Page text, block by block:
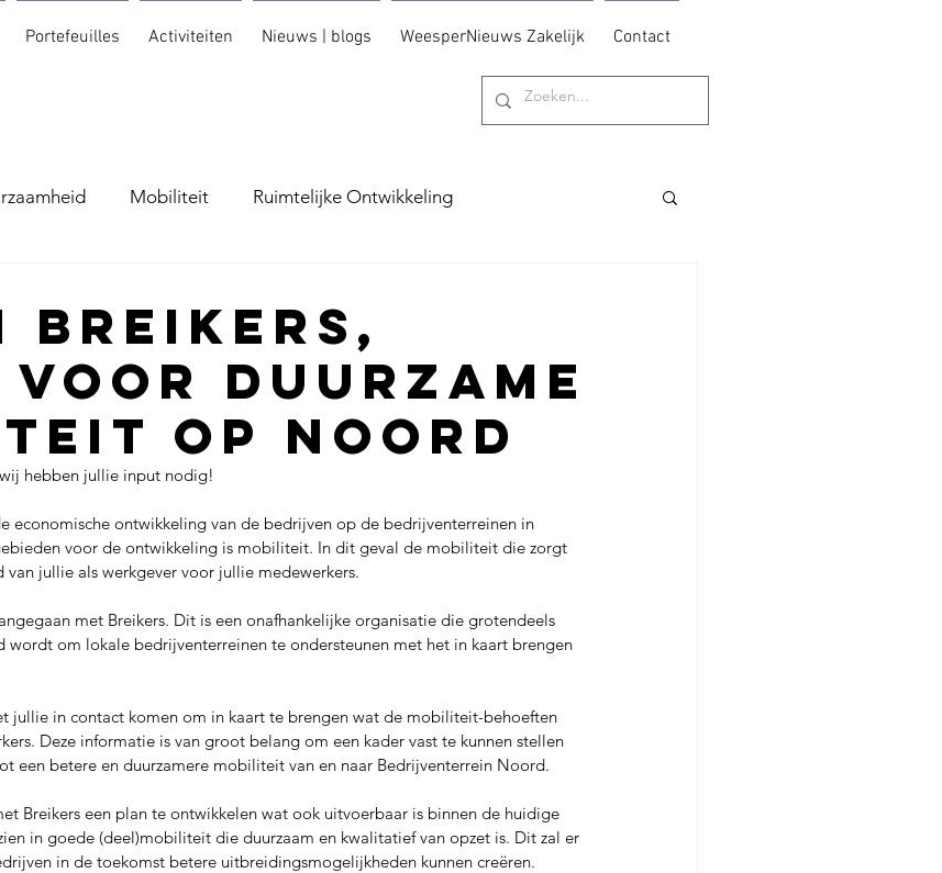
Portefeuilles Activiteiten Nieuws | blogs WeesperNieuws Zakelijk Contact
Mobiliteit Ruimtelijke Ontwikkeling
Breikers,
voor Duurzame
op Noord
hebben jullie input nodig!
economische ontwikkeling van de bedrijven op de bedrijventerreinen in
voor de ontwikkeling is mobiliteit. In dit geval de mobiliteit die zorgt
jullie als werkgever voor jullie medewerkers.
met Breikers. Dit is een onafhankelijke organisatie die grotendeels
wordt om lokale bedrijventerreinen te ondersteunen met het in kaart brengen
jullie in contact komen om in kaart te brengen wat de mobiliteit-behoeften
Deze informatie is van groot belang om een kader vast te kunnen stellen
een betere en duurzamere mobiliteit van en naar Bedrijventerrein Noord.
Breikers een plan te ontwikkelen wat ook uitvoerbaar is binnen de huidige
in goede (deel)mobiliteit die duurzaam en kwalitatief van opzet is. Dit zal er
in de toekomst betere uitbreidingsmogelijkheden kunnen creëren.